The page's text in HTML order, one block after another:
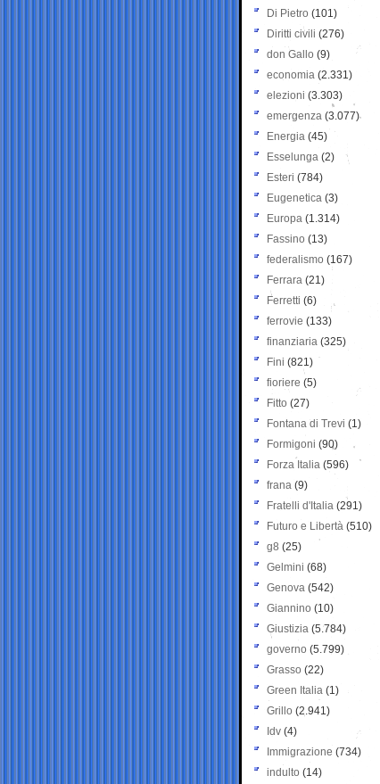
Di Pietro (101)
Diritti civili (276)
don Gallo (9)
economia (2.331)
elezioni (3.303)
emergenza (3.077)
Energia (45)
Esselunga (2)
Esteri (784)
Eugenetica (3)
Europa (1.314)
Fassino (13)
federalismo (167)
Ferrara (21)
Ferretti (6)
ferrovie (133)
finanziaria (325)
Fini (821)
fioriere (5)
Fitto (27)
Fontana di Trevi (1)
Formigoni (90)
Forza Italia (596)
frana (9)
Fratelli d'Italia (291)
Futuro e Libertà (510)
g8 (25)
Gelmini (68)
Genova (542)
Giannino (10)
Giustizia (5.784)
governo (5.799)
Grasso (22)
Green Italia (1)
Grillo (2.941)
Idv (4)
Immigrazione (734)
indulto (14)